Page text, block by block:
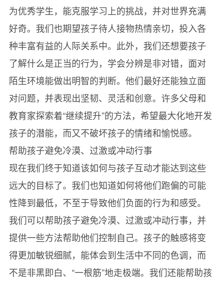
为优秀学生，能克服学习上的挑战，并对世界充满
好奇。我们也期望孩子待人接物热情亲切，投入各
种丰富有益的人际关系中。此外，我们还想要孩子
了解什么是正当的行为，学会分辨是非对错，面对
陌生环境能做出明智的判断。他们最好还能独立面
对问题，并表现出坚韧、灵活和创意。许多父母和
教育家探索着“继续提升”的方法，希望最大化地开发
孩子的潜能，而又不破坏孩子的情绪和愉悦感。
帮助孩子避免冷漠、过激或冲动行事
现在我们终于知道该如何与孩子互动才能达到这些
远大的目标了。我们也知道如何将他们跑偏的可能
性降到最低，不至于导致他们负面的行为和感受。
我们可以帮助孩子避免冷漠、过激或冲动行事，并
提供一些方法帮助他们控制自己。孩子的触感将变
得更加敏锐细腻，能体会到生活中不同的色调，而
不是非黑即白、“一根筋”地走极端。我们还能帮助孩